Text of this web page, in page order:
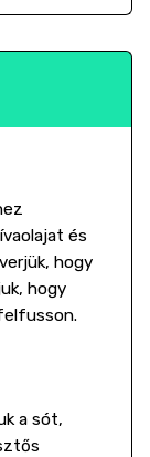
és
hogy
hogy
a sót,